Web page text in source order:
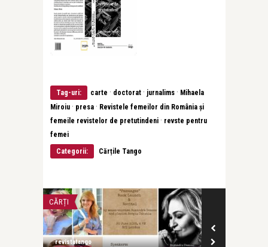
Tag-uri: carte · doctorat · jurnalims · Mihaela
Miroiu · presa · Revistele femeilor din România și
femeile revistelor de pretutindeni · revste pentru
femei
Categorii:
Cărțile Tango
CĂRȚI
revistatango